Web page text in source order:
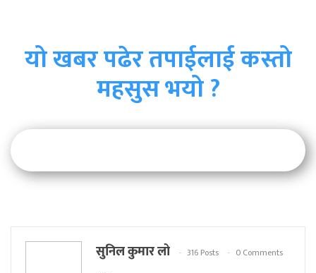
यो खबर पढेर तपाईलाई कस्तो
महसुस भयो ?
सुनिल कुमार लो 316 Posts 0 Comments